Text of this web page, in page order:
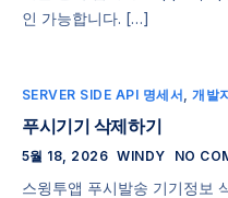
인 가능합니다. […]
SERVER SIDE API 명세서 ,개발
푸시기기 삭제하기
5월 18, 2026 WINDY NO
스윙투앱 푸시발송 기기정보